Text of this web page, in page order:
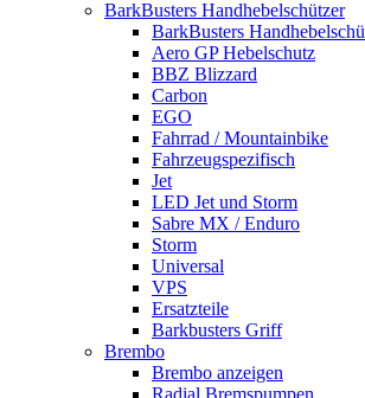
BarkBusters Handhebelschützer
BarkBusters
Aero GP Hebelschutz
BBZ Blizzard
Carbon
EGO
Fahrrad / Mountainbike
Fahrzeugspezifisch
Jet
LED Jet und Storm
Sabre MX / Enduro
Storm
Universal
VPS
Ersatzteile
Barkbusters Griff
Brembo
Brembo anzeigen
Radial Bremspumpen